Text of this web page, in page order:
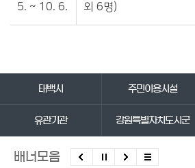
5. ~ 10. 6.
외 6명)
태백시 주민이용시설
유관기관 강원특별자치도시군
배너모음